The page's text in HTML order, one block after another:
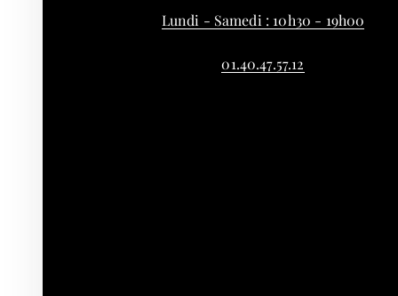
Lundi - Samedi : 10h30 - 19h00
01.40.47.57.12